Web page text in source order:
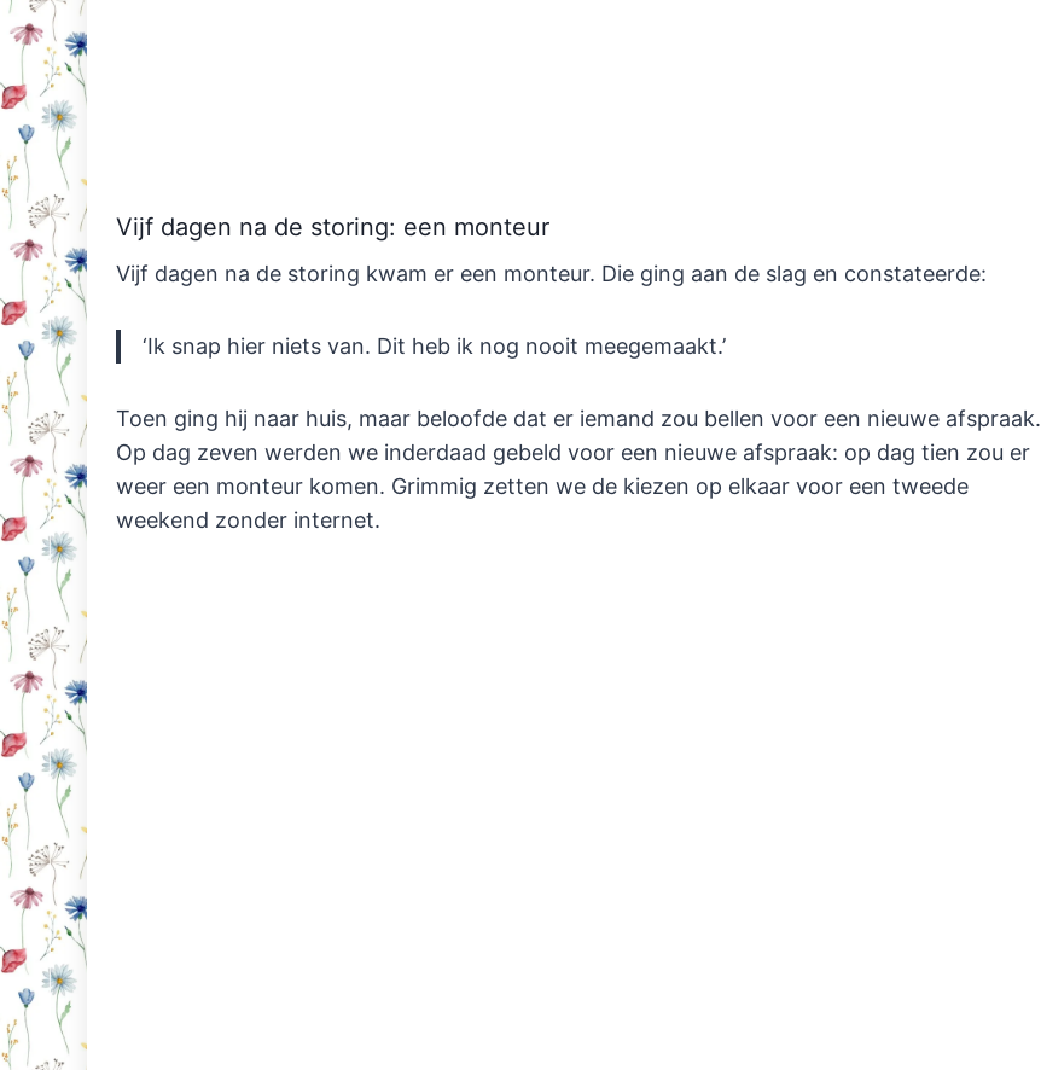
Vijf dagen na de storing: een monteur
Vijf dagen na de storing kwam er een monteur. Die ging aan de slag en constateerde:
‘Ik snap hier niets van. Dit heb ik nog nooit meegemaakt.’
Toen ging hij naar huis, maar beloofde dat er iemand zou bellen voor een nieuwe afspraak.
Op dag zeven werden we inderdaad gebeld voor een nieuwe afspraak: op dag tien zou er
weer een monteur komen. Grimmig zetten we de kiezen op elkaar voor een tweede
weekend zonder internet.